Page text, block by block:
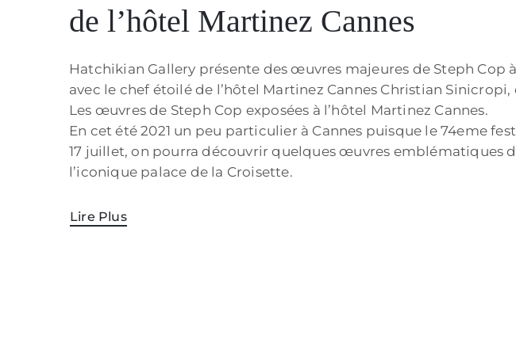
de l’hôtel Martinez Cannes
Hatchikian Gallery présente des œuvres majeures de Steph Cop
avec le chef étoilé de l’hôtel Martinez Cannes Christian
Les œuvres de Steph Cop exposées à l’hôtel Martinez Cannes.
En cet été 2021 un peu particulier à Cannes puisque le 74eme
17 juillet, on pourra découvrir quelques œuvres emblématiques
l’iconique palace de la Croisette.
Lire Plus